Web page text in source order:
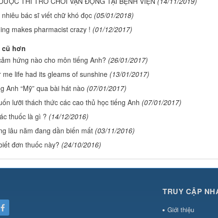
bác sĩ viết chữ khó đọc (05/01/2018)
makes pharmacist crazy ! (01/12/2017)
hơn
hứng nào cho môn tiếng Anh? (26/01/2017)
me life had its gleams of sunshine (13/01/2017)
Anh “Mỹ” qua bài hát nào (07/01/2017)
lưỡi thách thức các cao thủ học tiếng Anh (07/01/2017)
thuốc là gì ? (14/12/2016)
lâu năm đang dần biến mất (03/11/2016)
đơn thuốc này? (24/10/2016)
TRUY CẬP
Giới thiệu